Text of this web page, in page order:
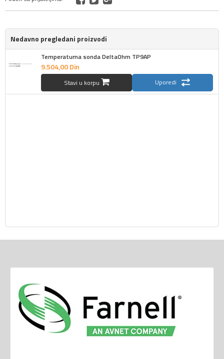
Nedavno pregledani proizvodi
Temperaturna sonda DeltaOhm TP9AP
9.504,00Din
Stavi u korpu Uporedi